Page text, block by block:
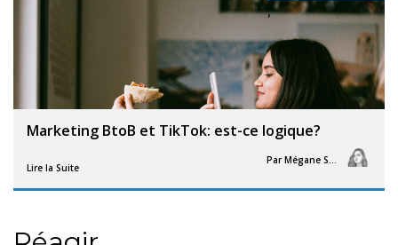
Marketing BtoB et TikTok: est-ce logique?
Lire la Suite
Par Mégane Segorb
,